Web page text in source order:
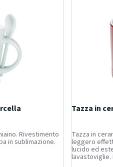
Rivestimento
in sublimazione.
Tazza in
Tazza in
leggero
lucido ed
lavastoviglie.